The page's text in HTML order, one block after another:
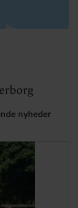
nyheder